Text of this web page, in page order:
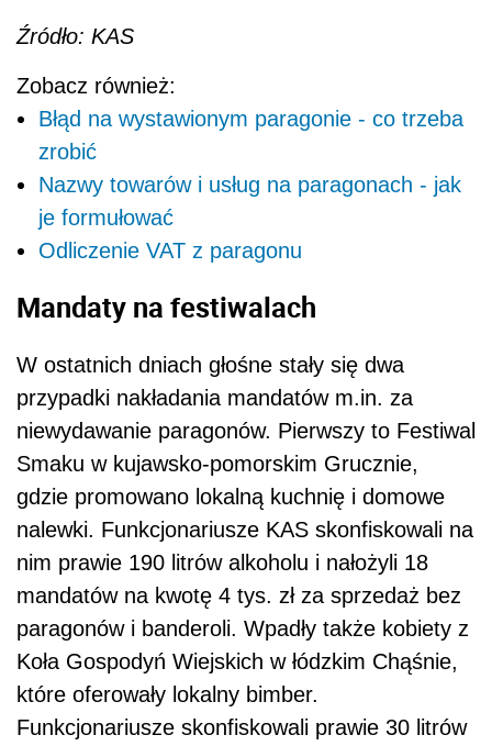
Źródło: KAS
Zobacz również:
Błąd na wystawionym paragonie - co trzeba
zrobić
Nazwy towarów i usług na paragonach - jak
je formułować
Odliczenie VAT z paragonu
Mandaty na festiwalach
W ostatnich dniach głośne stały się dwa
przypadki nakładania mandatów m.in. za
niewydawanie paragonów. Pierwszy to Festiwal
Smaku w kujawsko-pomorskim Grucznie,
gdzie promowano lokalną kuchnię i domowe
nalewki. Funkcjonariusze KAS skonfiskowali na
nim prawie 190 litrów alkoholu i nałożyli 18
mandatów na kwotę 4 tys. zł za sprzedaż bez
paragonów i banderoli. Wpadły także kobiety z
Koła Gospodyń Wiejskich w łódzkim Chąśnie,
które oferowały lokalny bimber.
Funkcjonariusze skonfiskowali prawie 30 litrów